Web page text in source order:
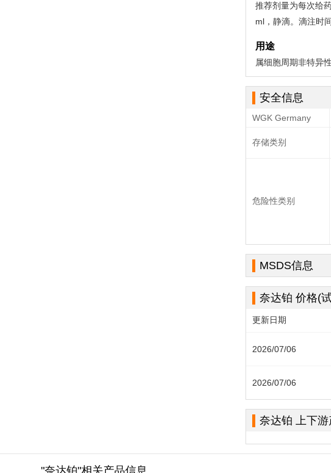
推荐剂量为每次给
ml，静滴。滴注时
用途
属细胞周期非特异
安全信息
WGK Germany
存储类别
危险性类别
MSDS信息
奈达铂 价格(
更新日期
2026/07/06
2026/07/06
奈达铂 上下
"奈达铂"相关产品信息